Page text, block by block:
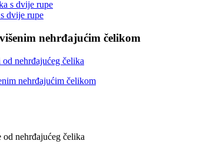
dvije rupe
nehrđajućim čelikom
nehrđajućeg čelika